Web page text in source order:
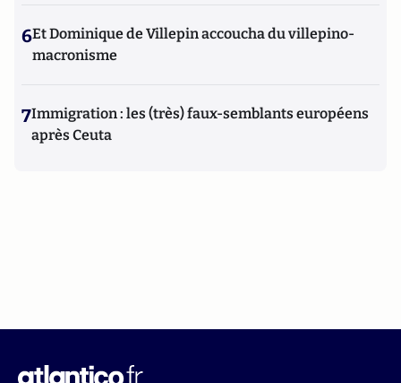
6Et Dominique de Villepin accoucha du villepino-
macronisme
7Immigration : les (très) faux-semblants européens
après Ceuta